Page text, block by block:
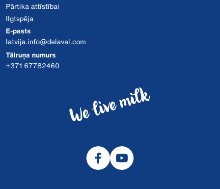
Pārtika attīstībai
Ilgtspēja
E-pasts
latvija.info@delaval.com
Tālruņa numurs
+371 67782460